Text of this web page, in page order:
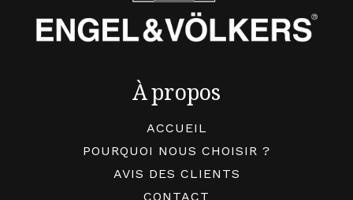
À propos
ACCUEIL
POURQUOI NOUS CHOISIR ?
AVIS DES CLIENTS
CONTACT